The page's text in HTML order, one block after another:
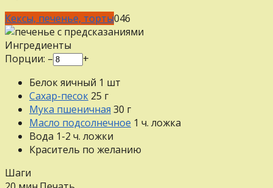
Кексы, печенье, торты046
Ингредиенты
Порции: –
+
Белок яичный 1 шт
Сахар-песок 25 г
Мука пшеничная 30 г
Масло подсолнечное 1 ч. ложка
Вода 1-2 ч. ложки
Краситель по желанию
Шаги